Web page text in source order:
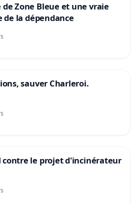
Zone Bleue et une vraie
la dépendance
sauver Charleroi.
contre le projet d'incinérateur